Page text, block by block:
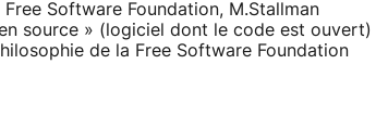
Software Foundation, M.Stallman
source » (logiciel dont le code est ouvert)
de la Free Software Foundation